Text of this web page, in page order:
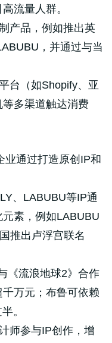
流量人群。
产品，例如推出英
，并通过与当
台（如Shopify、亚
多渠道触达消费
业通过打造原创IP和
、LABUBU等IP通
素，例如LABUBU
推出卢浮宫联名
《流浪地球2》合作
万元；布鲁可依赖
。
师参与IP创作，增